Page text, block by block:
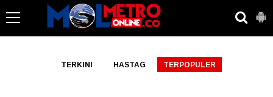
TERKINI HASTAG TERPOPULER